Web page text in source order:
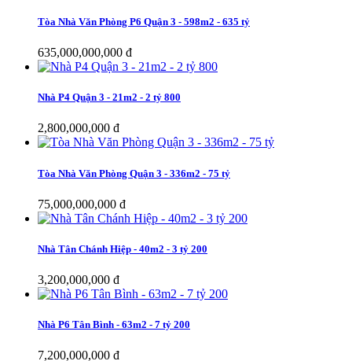
Tòa Nhà Văn Phòng P6 Quận 3 - 598m2 - 635 tỷ
635,000,000,000 đ
Nhà P4 Quận 3 - 21m2 - 2 tỷ 800
2,800,000,000 đ
Tòa Nhà Văn Phòng Quận 3 - 336m2 - 75 tỷ
75,000,000,000 đ
Nhà Tân Chánh Hiệp - 40m2 - 3 tỷ 200
3,200,000,000 đ
Nhà P6 Tân Bình - 63m2 - 7 tỷ 200
7,200,000,000 đ